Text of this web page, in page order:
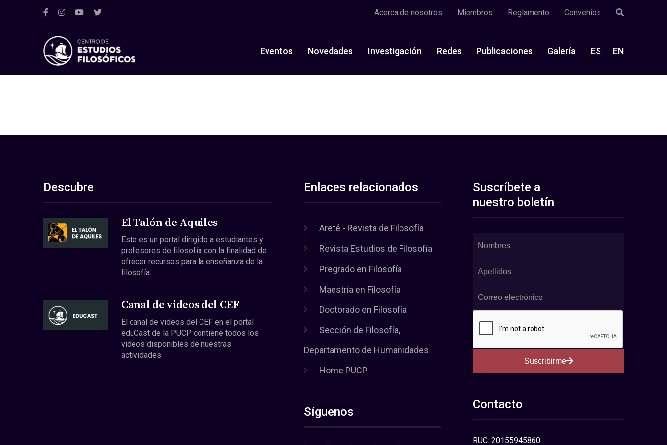
Acerca de nosotros Miembros Reglamento Convenios
Eventos Novedades Investigación Redes Publicaciones Galería ES EN
Descubre
El Talón de Aquiles
Este es un portal dirigido a estudiantes y
profesores de filosofía con la finalidad de
ofrecer recursos para la enseñanza de la
filosofía.
Canal de videos del CEF
El canal de videos del CEF en el portal
eduCast de la PUCP contiene todos los
videos disponibles de nuestras
actividades.
Enlaces relacionados
Areté - Revista de Filosofía
Revista Estudios de Filosofía
Pregrado en Filosofía
Maestría en Filosofía
Doctorado en Filosofía
Sección de Filosofía,
Departamento de Humanidades
Home PUCP
Síguenos
Suscríbete a
nuestro boletín
Suscribirme
Contacto
RUC: 20155945860